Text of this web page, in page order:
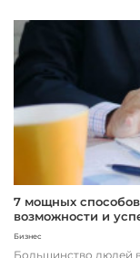
7 мощных
возможности и
Бизнес
Большинство людей